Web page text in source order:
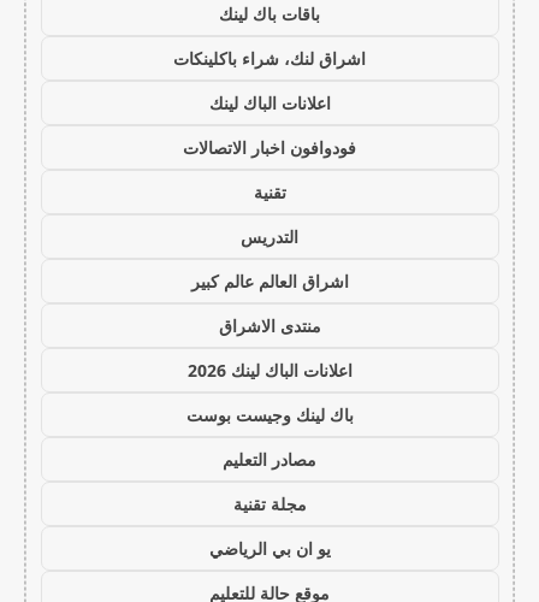
باقات باك لينك
اشراق لنك، شراء باكلينكات
اعلانات الباك لينك
فودوافون اخبار الاتصالات
تقنية
التدريس
اشراق العالم عالم كبير
منتدى الاشراق
اعلانات الباك لينك 2026
باك لينك وجيست بوست
مصادر التعليم
مجلة تقنية
يو ان بي الرياضي
موقع حالة للتعليم